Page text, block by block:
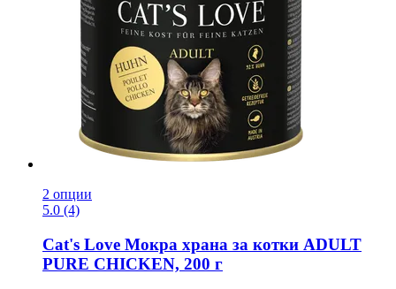
2 опции
5.0 (4)
Cat's Love Мокра храна за котки ADULT
PURE CHICKEN, 200 г